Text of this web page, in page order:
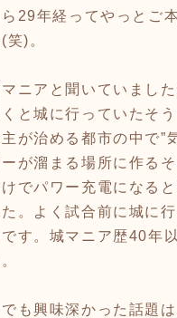
29年経ってやっとご
笑)。
マニアと聞いていまし
と城に行っていたそう
が治める都市の中で”
ーが溜まる場所に作る
でパワー充電になる
。よく試合前に城に
です。城マニア歴40年
でも興味深かった話題